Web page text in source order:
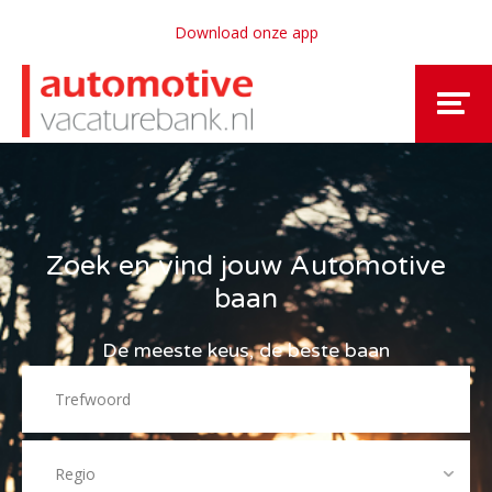
Download onze app
Zoek en vind jouw Automotive
baan
De meeste keus, de beste baan